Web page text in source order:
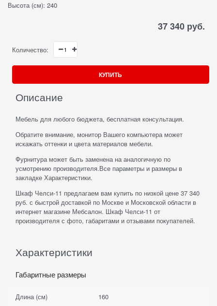
Высота (см): 240
37 340 руб.
Количество:
КУПИТЬ
Описание
Мебель для любого бюджета, бесплатная консультация.
Обратите внимание, монитор Вашего компьютера может
искажать оттенки и цвета материалов мебели.
Фурнитура может быть заменена на аналогичную по
усмотрению производителя.Все параметры и размеры в
закладке Характеристики.
Шкаф Челси-11 предлагаем вам купить по низкой цене 37 340
руб. с быстрой доставкой по Москве и Московской области в
интернет магазине Мебсалон. Шкаф Челси-11 от
производителя с фото, габаритами и отзывами покупателей.
Характеристики
Габаритные размеры
Длина (см)
160